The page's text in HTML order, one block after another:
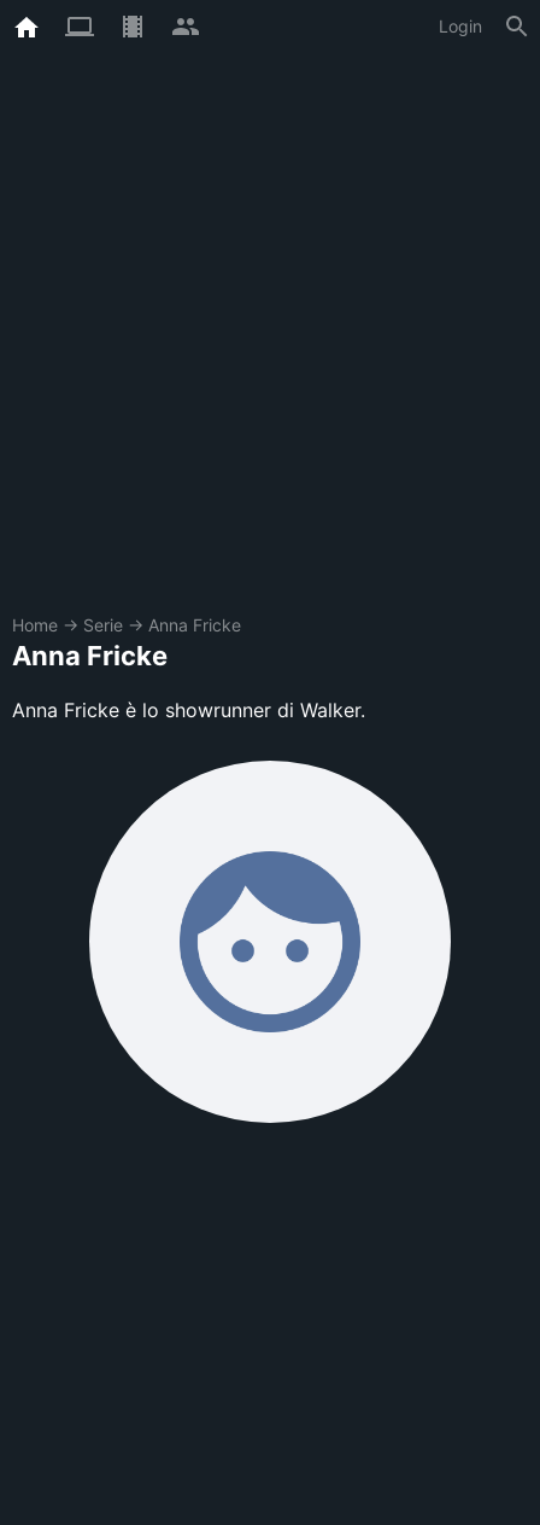
Login
Home → Serie → Anna Fricke
Anna Fricke
Anna Fricke è lo showrunner di Walker.